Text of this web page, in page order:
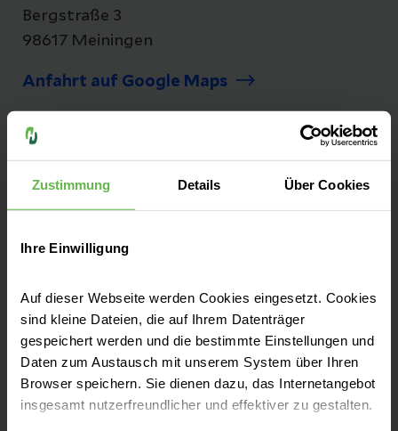
Zustimmung Details Über Cookies
Ihre Einwilligung
Auf dieser Webseite werden Cookies eingesetzt. Cookies
sind kleine Dateien, die auf Ihrem Datenträger
gespeichert werden und die bestimmte Einstellungen und
Daten zum Austausch mit unserem System über Ihren
Browser speichern. Sie dienen dazu, das Internetangebot
insgesamt nutzerfreundlicher und effektiver zu gestalten.
Bergstraße 3
98617 Meiningen
Anfahrt auf Google Maps
Fax: +49 3693 90-12 34
Seit mehr als 25 Jahren versorgen wir unsere
Dreißigacker. Das Helios Klinikum Meiningen
ist ein Akutkrankenhaus mit regionaler und
überregionaler Versorgung und
Akademisches Lehrkrankenhaus des
Universitätsklinikums Jena.